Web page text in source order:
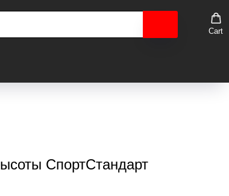
Cart
СпортСтандарт